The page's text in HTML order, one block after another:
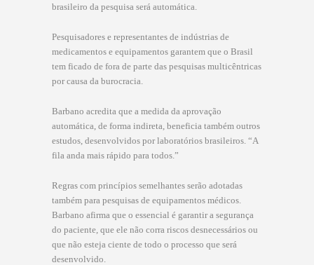
brasileiro da pesquisa será automática.
Pesquisadores e representantes de indústrias de
medicamentos e equipamentos garantem que o Brasil
tem ficado de fora de parte das pesquisas multicêntricas
por causa da burocracia.
Barbano acredita que a medida da aprovação
automática, de forma indireta, beneficia também outros
estudos, desenvolvidos por laboratórios brasileiros. “A
fila anda mais rápido para todos.”
Regras com princípios semelhantes serão adotadas
também para pesquisas de equipamentos médicos.
Barbano afirma que o essencial é garantir a segurança
do paciente, que ele não corra riscos desnecessários ou
que não esteja ciente de todo o processo que será
desenvolvido.